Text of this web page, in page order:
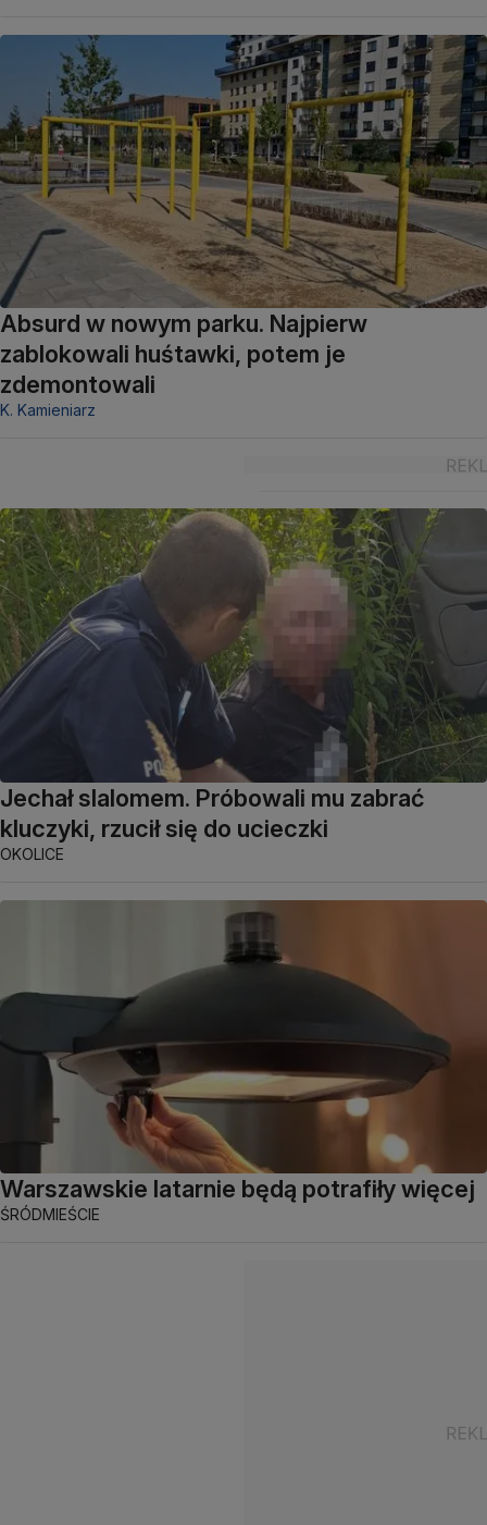
Absurd w nowym parku. Najpierw
zablokowali huśtawki, potem je
zdemontowali
K. Kamieniarz
Jechał slalomem. Próbowali mu zabrać
kluczyki, rzucił się do ucieczki
OKOLICE
Warszawskie latarnie będą potrafiły więcej
ŚRÓDMIEŚCIE